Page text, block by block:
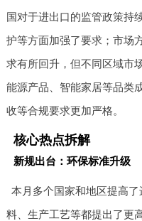
国对于进出口的监管政策持
护等方面加强了要求；市场
求有所回升，但不同区域市
能源产品、智能家居等品类
收等合规要求更加严格。
核心热点拆解
新规出台：环保标准升级
本月多个国家和地区提高
料、生产工艺等都提出了更